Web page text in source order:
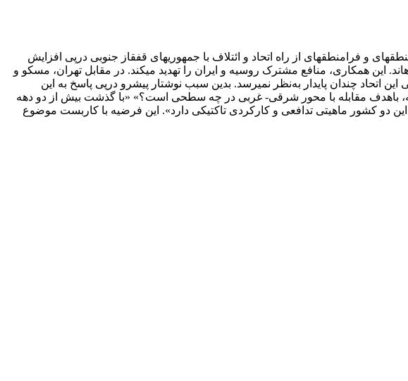
و فرامنطقه­ای از راه اتحاد و ائتلاف با جمهوری­های قفقاز جنوبی درپی افزایش
این همکاری، منافع مشترک روسیه و ایران را تهدید می­کند. در مقابل تهران، مسکو و
اتحاد چندان پایدار به‌نظر نمی­رسد. بدین سبب نوشتار پیش­رو درپی پاسخ به این
باهدف مقابله با محور شرقی- غربی در چه سطحی است؟» «با گذشت بیش از دو دهه
دو کشور ماهیتی تدافعی و کارکردی تاکتیکی دارد». این فرضیه با کاربست موضوع